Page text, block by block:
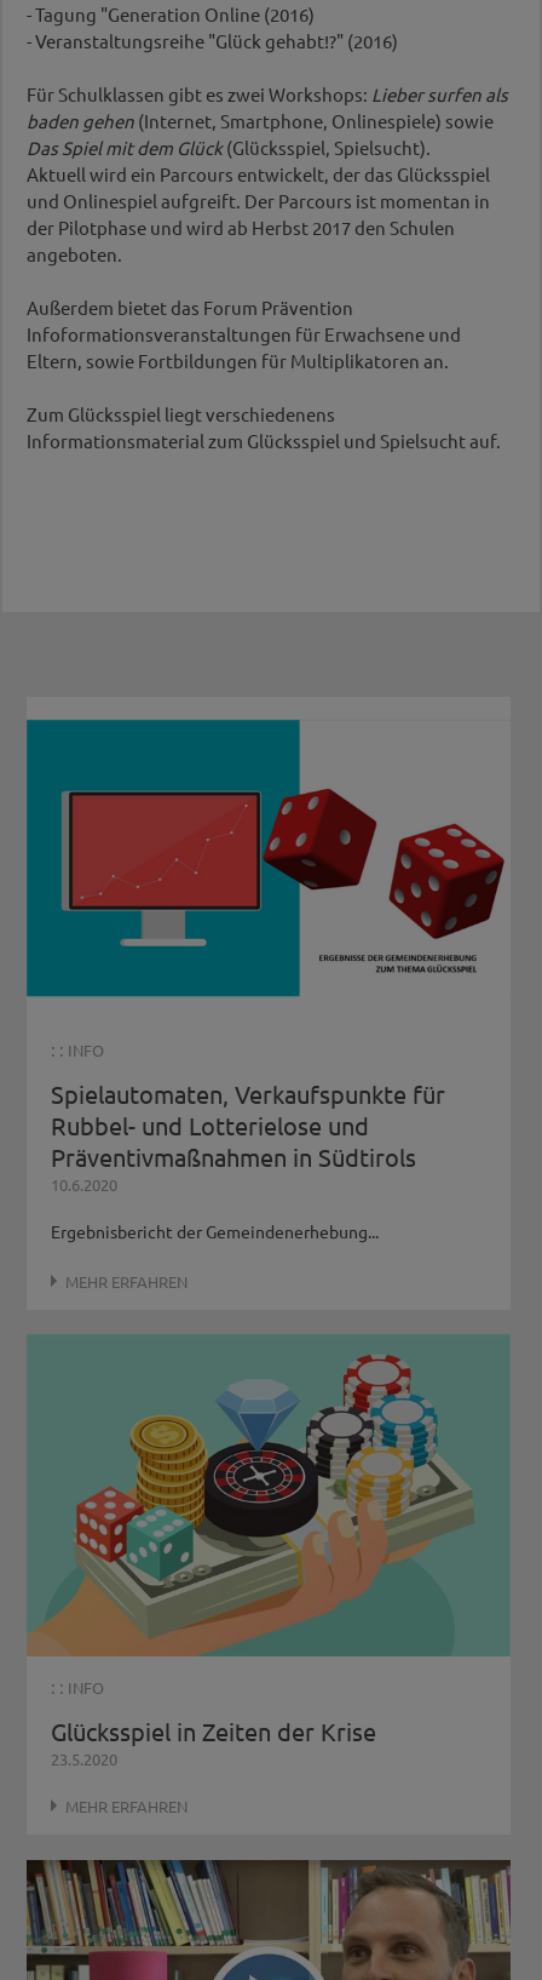
- Tagung "Generation Online (2016)
- Veranstaltungsreihe "Glück gehabt!?" (2016)
Für Schulklassen gibt es zwei Workshops: Lieber surfen als
baden gehen (Internet, Smartphone, Onlinespiele) sowie
Das Spiel mit dem Glück(Glücksspiel, Spielsucht).
Aktuell wird ein Parcours entwickelt, der das Glücksspiel
und Onlinespiel aufgreift. Der Parcours ist momentan in
der Pilotphase und wird ab Herbst 2017 den Schulen
angeboten.
Außerdem bietet das Forum Prävention
Infoformationsveranstaltungen für Erwachsene und
Eltern, sowie Fortbildungen für Multiplikatoren an.
Zum Glücksspiel liegt verschiedenens
Informationsmaterial zum Glücksspiel und Spielsucht auf.
: : INFO
Spielautomaten, Verkaufspunkte für
Rubbel- und Lotterielose und
Präventivmaßnahmen in Südtirols
10.6.2020
Ergebnisbericht der Gemeindenerhebung...
MEHR ERFAHREN
: : INFO
Glücksspiel in Zeiten der Krise
23.5.2020
MEHR ERFAHREN